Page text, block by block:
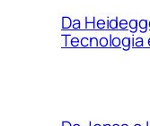
Da
Tecnologia